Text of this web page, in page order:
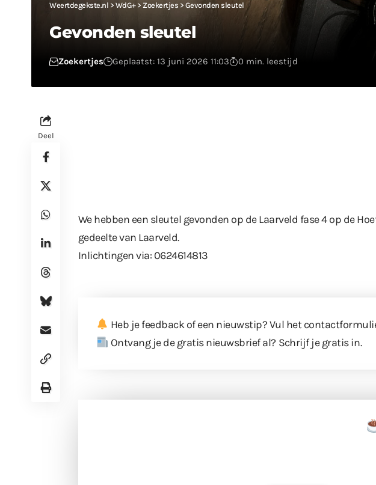
Weertdegekste.nl > WdG+> Zoekertjes > Gevonden sleutel
Gevonden sleutel
Zoekertjes Geplaatst: 13 juni 2026 11:03 0 min. leestijd
Deel
We hebben een sleutel gevonden op de Laarveld fase 4 op de
gedeelte van Laarveld.
Inlichtingen via: 0624614813
Heb je feedback of een nieuwstip? Vul het
Ontvang je de gratis nieuwsbrief al? Schrijf je gratis in.